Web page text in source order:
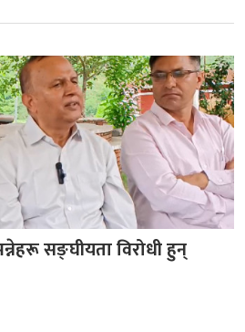
सङ्घीयता विरोधी हुन्